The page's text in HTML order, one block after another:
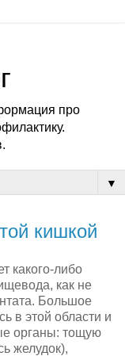
про
▼
кишкой
какого-ли­бо
как не
Большое
в этой области и
органы: тощую
желудок),